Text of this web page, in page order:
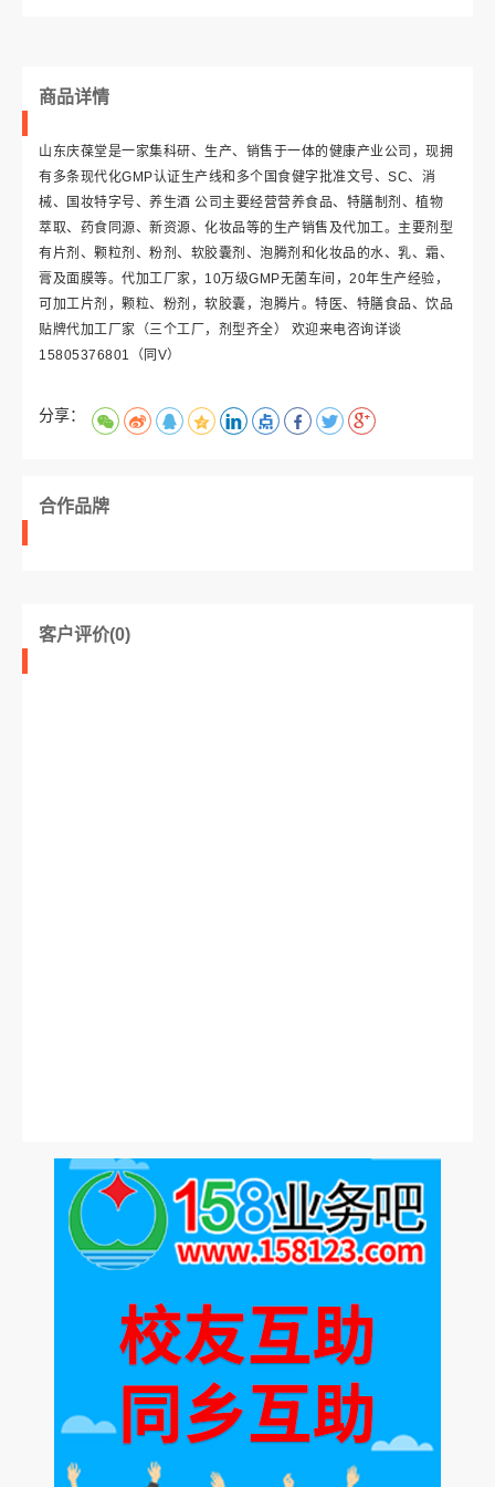
商品详情
山东庆葆堂是一家集科研、生产、销售于一体的健康产业公司，现拥
有多条现代化GMP认证生产线和多个国食健字批准文号、SC、消
械、国妆特字号、养生酒 公司主要经营营养食品、特膳制剂、植物
萃取、药食同源、新资源、化妆品等的生产销售及代加工。主要剂型
有片剂、颗粒剂、粉剂、软胶囊剂、泡腾剂和化妆品的水、乳、霜、
膏及面膜等。代加工厂家，10万级GMP无菌车间，20年生产经验，
可加工片剂，颗粒、粉剂，软胶囊，泡腾片。特医、特膳食品、饮品
贴牌代加工厂家（三个工厂，剂型齐全） 欢迎来电咨询详谈
15805376801（同V）
分享：
合作品牌
客户评价(0)